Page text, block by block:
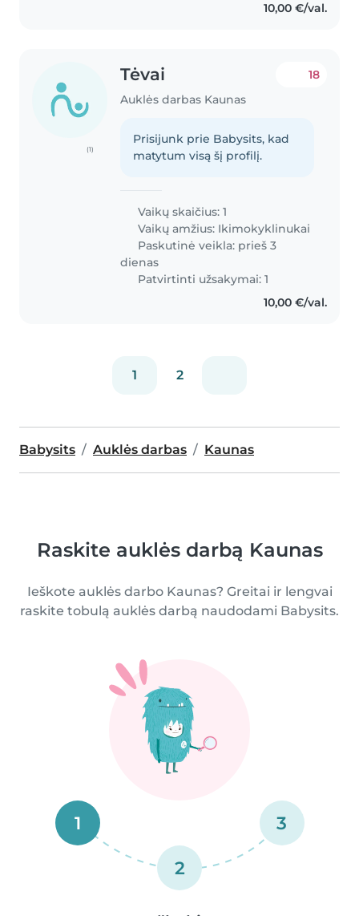
10,00 €/val.
(1)
Tėvai
Auklės darbas Kaunas
18
Prisijunk prie Babysits, kad
matytum visą šį profilį.
Vaikų skaičius: 1
Vaikų amžius: Ikimokyklinukai
Paskutinė veikla: prieš 3
dienas
Patvirtinti užsakymai: 1
10,00 €/val.
1 2
Babysits Auklės darbas Kaunas
Raskite auklės darbą Kaunas
Ieškote auklės darbo Kaunas? Greitai ir lengvai
raskite tobulą auklės darbą naudodami Babysits.
1
2
3